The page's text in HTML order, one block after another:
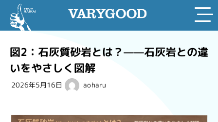
content
図2：石灰質砂岩とは？——石灰岩との違
いをやさしく図解
2026年5月16日 aoharu